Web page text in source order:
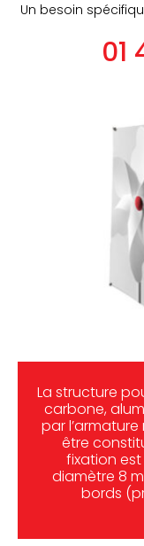
Un besoin
01
La structure
carbone,
par
être
fixation
diamètre 8
bords